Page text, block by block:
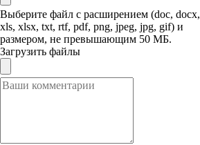
Выберите файл с расширением (doc, docx,
xls, xlsx, txt, rtf, pdf, png, jpeg, jpg, gif) и
размером, не превышающим 50 МБ.
Загрузить файлы